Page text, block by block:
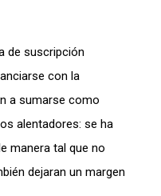
de suscripción
con la
a sumarse como
alentadores: se ha
manera tal que no
dejaran un margen